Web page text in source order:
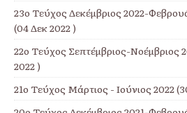
23ο Τεύχος Δεκέμβριος 2022-
(04 Δεκ 2022 )
22ο Τεύχος Σεπτέμβριος-Νοέμβριος
2022 )
21ο Τεύχος Μάρτιος - Ιούνιος 2022